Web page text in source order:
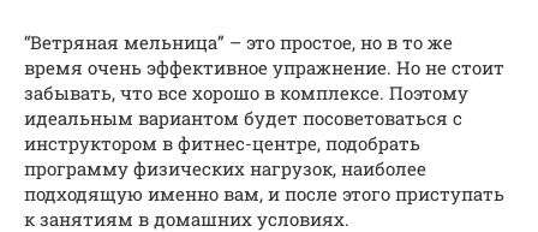
“Ветряная мельница” – это простое, но в то же
время очень эффективное упражнение. Но не стоит
забывать, что все хорошо в комплексе. Поэтому
идеальным вариантом будет посоветоваться с
инструктором в фитнес-центре, подобрать
программу физических нагрузок, наиболее
подходящую именно вам, и после этого приступать
к занятиям в домашних условиях.